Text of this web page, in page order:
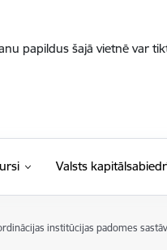
papildus šajā vietnē var
Valsts
institūcijas padomes